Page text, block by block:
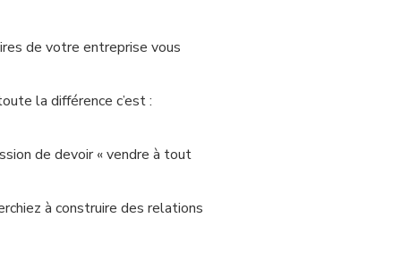
de votre entreprise vous
la différence c’est :
de devoir « vendre à tout
à construire des relations